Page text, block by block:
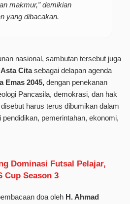
makmur,” demikian
yang dibacakan.
nasional, sambutan tersebut juga
Asta Citasebagai delapan agenda
Emas 2045, dengan penekanan
Pancasila, demokrasi, dan hak
harus terus dibumikan dalam
pemerintahan, ekonomi,
Dominasi Futsal Pelajar,
Cup Season 3
doa oleh H. Ahmad